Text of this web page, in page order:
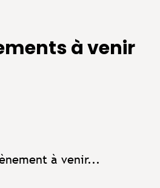
à venir
à venir...